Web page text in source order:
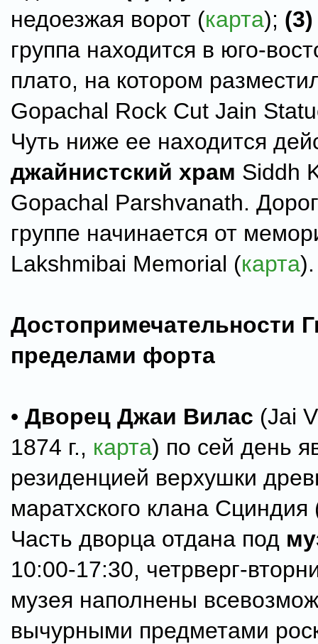
недоезжая ворот (карта); (3)
группа находится в юго-
плато, на котором
Gopachal Rock Cut Jain
Чуть ниже ее находится
джайнистский храм Siddh
Gopachal Parshvanath.
группе начинается от
Lakshmibai Memorial (карта).
Достопримечательности
пределами форта
• Дворец Джаи Вилас (Jai
1874 г., карта) по сей день
резиденцией верхушки
маратхского клана
Часть дворца отдана под
10:00-17:30, четрверг-
музея наполнены
вычурными предметами